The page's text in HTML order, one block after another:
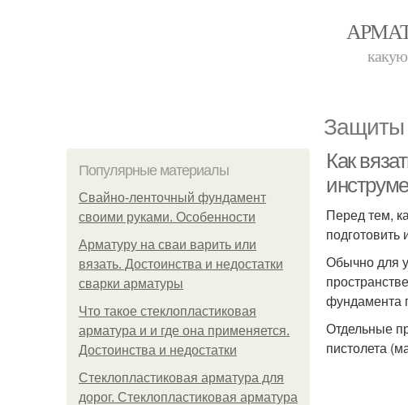
Защиты
Популярные материалы
Свайно-ленточный фундамент
своими руками. Особенности
Арматуру на сваи варить или
вязать. Достоинства и недостатки
сварки арматуры
Что такое стеклопластиковая
арматура и и где она применяется.
Достоинства и недостатки
Стеклопластиковая арматура для
дорог. Стеклопластиковая арматура
Как
Перед тем,
Обычно для
фундамента
Отдельные
пистолета